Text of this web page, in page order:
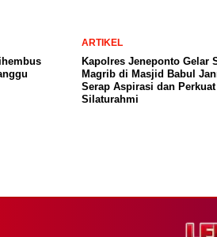
ARTIKEL
Kapolres Jeneponto Gelar
Magrib di Masjid Babul
Serap Aspirasi dan Perkuat
Silaturahmi